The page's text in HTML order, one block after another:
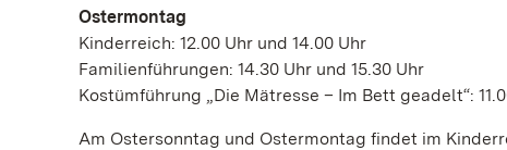
Ostermontag
Kinderreich: 12.00 Uhr und 14.00 Uhr
Familienführungen: 14.30 Uhr und 15.30 Uhr
Kostümführung „Die Mätresse – Im Bett geadelt“:
Am Ostersonntag und Ostermontag findet im